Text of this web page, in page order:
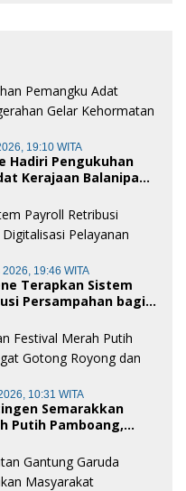
19:10 WITA
Hadiri Pengukuhan
Kerajaan Balanipa
19:46 WITA
Terapkan Sistem
Persampahan bagi
10:31 WITA
Semarakkan
Putih Pamboang,
Tanah Air